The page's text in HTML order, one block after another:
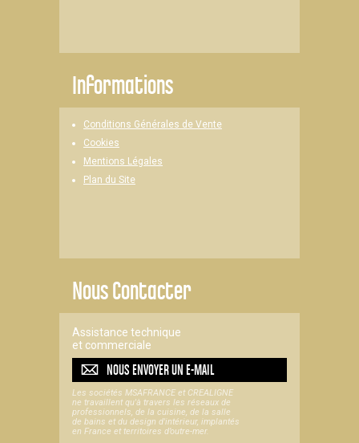
Informations
Conditions Générales de Vente
Cookies
Mentions Légales
Plan du Site
Nous Contacter
Assistance technique
et commerciale
NOUS ENVOYER UNE-MAIL
Les sociétés MSAFRANCE et CREALIGNE
ne travaillent qu'à travers les réseaux de
professionnels, de la cuisine, de la salle
de bains et du design d'intérieur, implantés
en France et territoires d’outre-mer.